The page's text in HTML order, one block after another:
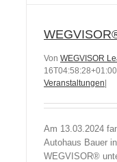
Von WEGVISOR
16T04:58:28+01:00
Veranstaltungen
Am 13.03.2024
Autohaus Bauer
WEGVISOR®